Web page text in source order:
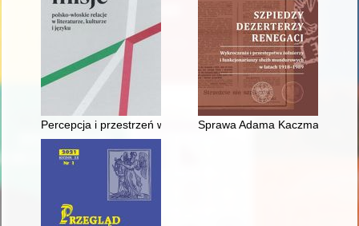
Percepcja i przestrzeń w "Koronkach weneckich I i II"
Sprawa Adama Kaczmarzyka,